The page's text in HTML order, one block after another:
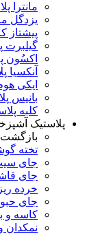
مانترا
یزدگل
پیشتاز
گیلبرت
اکسُون
آنکسیا
ایکی
بانیس
کلبه
پلاستیک
بازگشت
تخته
جای
جای
خرده
جای
کاسه و